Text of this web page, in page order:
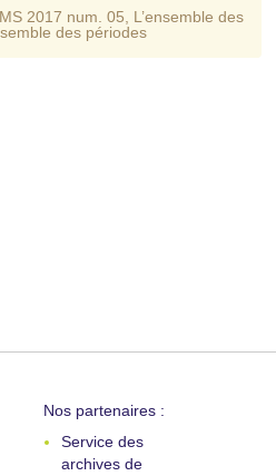
MS 2017 num. 05
L’ensemble des
des périodes
Nos partenaires :
Service des
archives de